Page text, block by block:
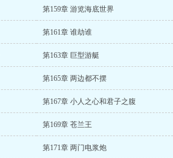
第159章 游览海底世界
第161章 谁劫谁
第163章 巨型游艇
第165章 两边都不摆
第167章 小人之心和君子之腹
第169章 苍兰王
第171章 两门电浆炮